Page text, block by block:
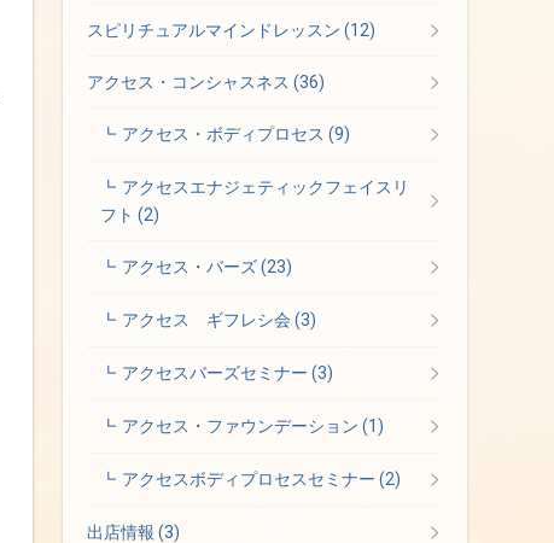
スピリチュアルマインドレッスン (12)
アクセス・コンシャスネス (36)
アクセス・ボディプロセス(9)
アクセスエナジェティックフェイスリ
フト(2)
アクセス・バーズ(23)
アクセス ギフレシ会(3)
アクセスバーズセミナー(3)
アクセス・ファウンデーション(1)
アクセスボディプロセスセミナー(2)
出店情報 (3)